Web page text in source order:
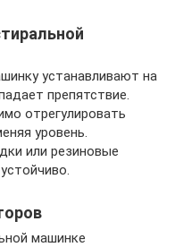
устанавливают на
препятствие.
отрегулировать
уровень.
или резиновые
машинке